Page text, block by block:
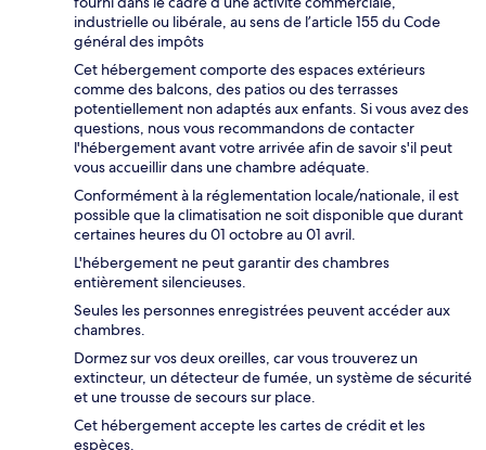
industrielle ou libérale, au sens de l’article 155 du Code
général des impôts
Cet hébergement comporte des espaces extérieurs
comme des balcons, des patios ou des terrasses
potentiellement non adaptés aux enfants. Si vous avez des
questions, nous vous recommandons de contacter
l'hébergement avant votre arrivée afin de savoir s'il peut
vous accueillir dans une chambre adéquate.
Conformément à la réglementation locale/nationale, il est
possible que la climatisation ne soit disponible que durant
certaines heures du 01 octobre au 01 avril.
L'hébergement ne peut garantir des chambres
entièrement silencieuses.
Seules les personnes enregistrées peuvent accéder aux
chambres.
Dormez sur vos deux oreilles, car vous trouverez un
extincteur, un détecteur de fumée, un système de sécurité
et une trousse de secours sur place.
Cet hébergement accepte les cartes de crédit et les
espèces.